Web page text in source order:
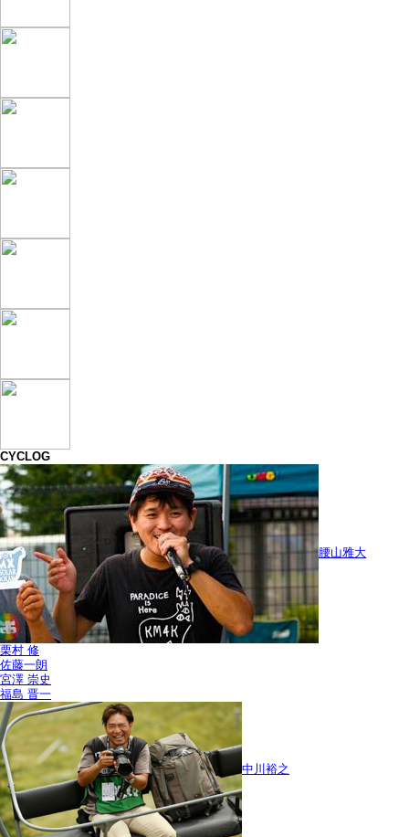
CYCLOG
腰山雅大
栗村 修
佐藤一朗
宮澤 崇史
福島 晋一
中川裕之